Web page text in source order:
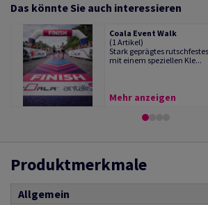
Das könnte Sie auch interessieren
Coala Event Walk
(1 Artikel)
Stark geprägtes
mit einem speziellen Kle...
Mehr anzeigen
Produktmerkmale
Allgemein